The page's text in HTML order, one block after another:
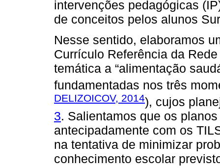
intervenções pedagógicas
de conceitos pelos alunos
Nesse sentido, elaboramos
Currículo Referência da
temática a “alimentação
fundamentadas nos três
DELIZOICOV, 2014), cujos
3. Salientamos que os
antecipadamente com os
na tentativa de minimizar
conhecimento escolar